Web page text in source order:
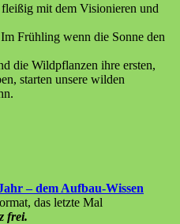
mit dem Visionieren und
Frühling wenn die Sonne den
die Wildpflanzen ihre ersten,
starten unsere wilden
– dem Aufbau-Wissen
das letzte Mal
frei.